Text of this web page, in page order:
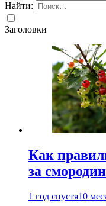
Найти:
Заголовки
Как
за
1 год спустя10